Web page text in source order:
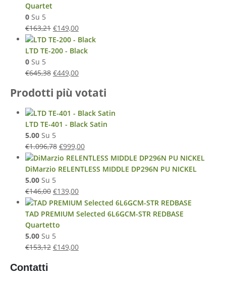
Quartet
0Su 5
€163,21 €149,00
LTD TE-200 - Black
0Su 5
€645,38 €449,00
Prodotti più votati
LTD TE-401 - Black Satin
5.00Su 5
€1.096,78 €999,00
DiMarzio RELENTLESS MIDDLE DP296N PU NICKEL
5.00Su 5
€146,00 €139,00
TAD PREMIUM Selected 6L6GCM-STR REDBASE
Quartetto
5.00Su 5
€153,12 €149,00
Contatti